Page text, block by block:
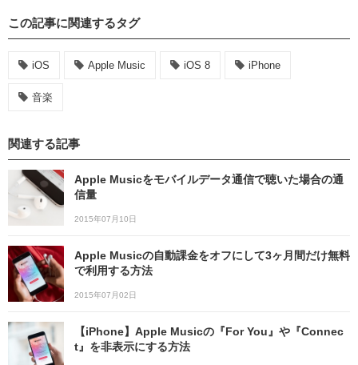
この記事に関連するタグ
iOS Apple Music iOS 8 iPhone
音楽
関連する記事
Apple Musicをモバイルデータ通信で聴いた場合の通
信量
2015年07月10日
Apple Musicの自動課金をオフにして3ヶ月間だけ無料
で利用する方法
2015年07月02日
【iPhone】Apple Musicの『For You』や『Connec
t』を非表示にする方法